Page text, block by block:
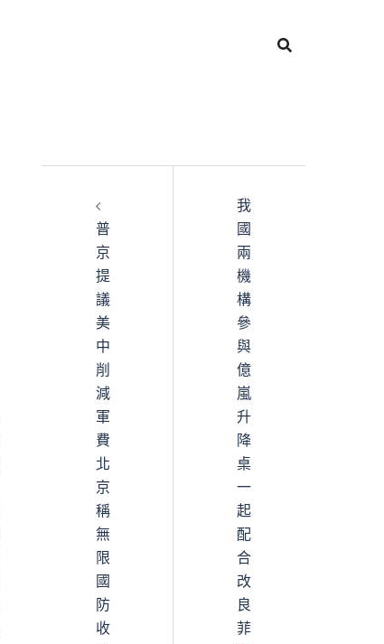
普
京
提
議
美
中
削
減
軍
費
北
京
稱
無
限
國
防
收
我
國
兩
機
構
參
與
億
嵐
升
降
桌
一
起
配
合
改
良
菲